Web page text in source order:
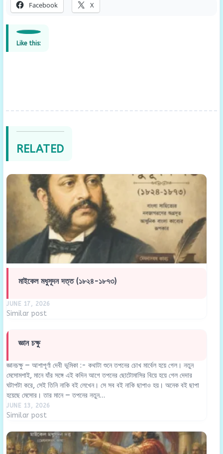
Facebook X
Like this:
RELATED
মাইকেল মধুসূদন দত্ত (১৮২৪-১৮৭৩)
JUNE 17, 2026
Similar post
জ্ঞান চক্ষু
জ্ঞানচক্ষু — আশাপূর্ণা দেবী ভূমিকা :- কথাটা শুনে তপনের চোখ মার্বেল হয়ে গেল। নতুন
মেসোমশাই, মানে যাঁর সঙ্গে এই কদিন আগে তপনের ছোটোমাসির বিয়ে হয়ে গেল দেদার
ঘটাপটা করে, সেই তিনি নাকি বই লেখেন। সে সব বই নাকি ছাপাও হয়। অনেক বই ছাপা
হয়েছে মেসোর। তার মানে — তপনের নতুন…
JUNE 13, 2026
Similar post